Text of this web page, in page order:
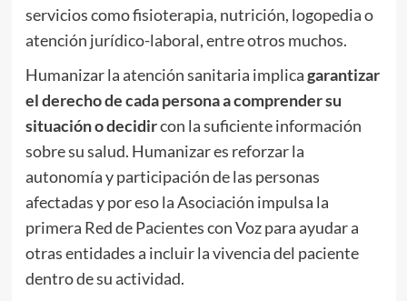
servicios como fisioterapia, nutrición, logopedia o
atención jurídico-laboral, entre otros muchos.
Humanizar la atención sanitaria implicagarantizar
el derecho de cada persona a comprender su
situación o decidircon la suficiente información
sobre su salud. Humanizar es reforzar la
autonomía y participación de las personas
afectadas y por eso la Asociación impulsa la
primera Red de Pacientes con Voz para ayudar a
otras entidades a incluir la vivencia del paciente
dentro de su actividad.